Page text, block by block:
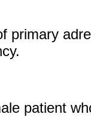
primary
patient